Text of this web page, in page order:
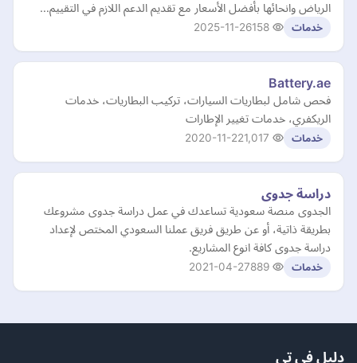
الرياض وانحائها بأفضل الأسعار مع تقديم الدعم اللازم في التقييم…
خدمات 2025-11-26
Battery.ae
فحص شامل لبطاريات السيارات، تركيب البطاريات، خدمات
الريكفري، خدمات تغيير الإطارات
خدمات 2020-11-22
دراسة جدوى
الجدوى منصة سعودية تساعدك في عمل دراسة جدوى مشروعك
بطريقة ذاتية، أو عن طريق فريق عملنا السعودي المختص لإعداد
دراسة جدوى كافة انوع المشاريع.
خدمات 2021-04-27
دليل في تي